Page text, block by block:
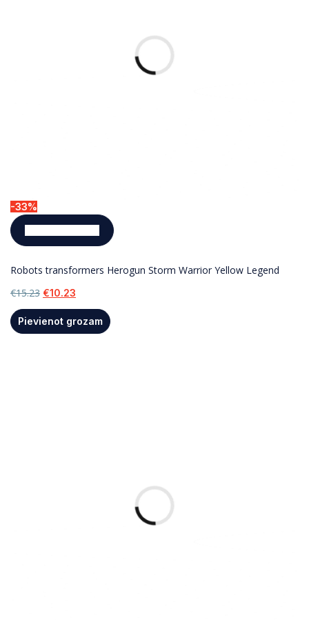
-33%
Robots transformers Herogun Storm Warrior Yellow Legend
€15.23 €10.23
Pievienot grozam